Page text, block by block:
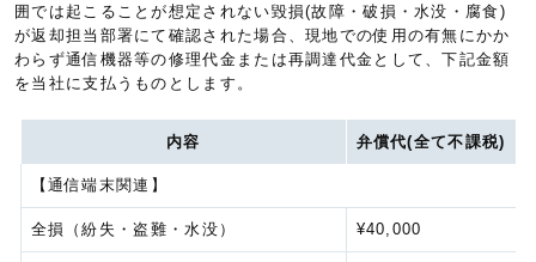
囲では起こることが想定されない毀損(故障・破損・水没・腐食)
が返却担当部署にて確認された場合、現地での使用の有無にかか
わらず通信機器等の修理代金または再調達代金として、下記金額
を当社に支払うものとします。
内容 弁償代(全て不課税)
【通信端末関連】
全損（紛失・盗難・水没） ¥40,000